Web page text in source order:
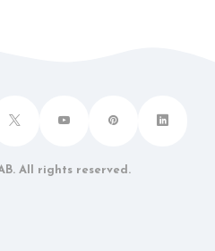
All rights reserved.